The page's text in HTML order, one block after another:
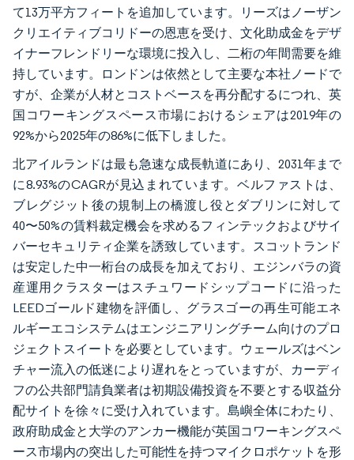
て13万平方フィートを追加しています。リーズはノーザン
クリエイティブコリドーの恩恵を受け、文化助成金をデザ
イナーフレンドリーな環境に投入し、二桁の年間需要を維
持しています。ロンドンは依然として主要な本社ノードで
すが、企業が人材とコストベースを再分配するにつれ、英
国コワーキングスペース市場におけるシェアは2019年の
92%から2025年の86%に低下しました。
北アイルランドは最も急速な成長軌道にあり、2031年まで
に8.93%のCAGRが見込まれています。ベルファストは、
ブレグジット後の規制上の橋渡し役とダブリンに対して
40〜50%の賃料裁定機会を求めるフィンテックおよびサイ
バーセキュリティ企業を誘致しています。スコットランド
は安定した中一桁台の成長を加えており、エジンバラの資
産運用クラスターはスチュワードシップコードに沿った
LEEDゴールド建物を評価し、グラスゴーの再生可能エネ
ルギーエコシステムはエンジニアリングチーム向けのプロ
ジェクトスイートを必要としています。ウェールズはベン
チャー流入の低迷により遅れをとっていますが、カーディ
フの公共部門請負業者は初期設備投資を不要とする収益分
配サイトを徐々に受け入れています。島嶼全体にわたり、
政府助成金と大学のアンカー機能が英国コワーキングスペ
ース市場内の突出した可能性を持つマイクロポケットを形